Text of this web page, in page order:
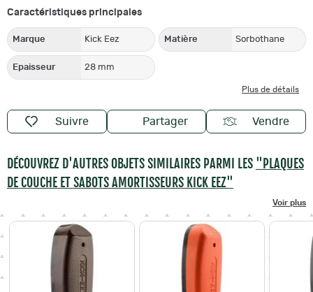
Caractéristiques principales
Marque Kick Eez Matière Sorbothane
Epaisseur 28 mm
Plus de détails
Suivre Partager Vendre
DÉCOUVREZ D'AUTRES OBJETS SIMILAIRES PARMI LES "PLAQUES
DE COUCHE ET SABOTS AMORTISSEURS KICK EEZ"
Voir plus